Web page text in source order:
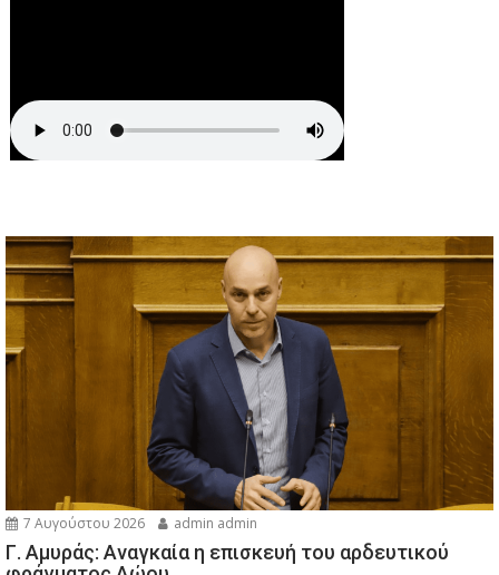
7 Αυγούστου 2026 admin admin
Γ. Αμυράς: Αναγκαία η επισκευή του αρδευτικού